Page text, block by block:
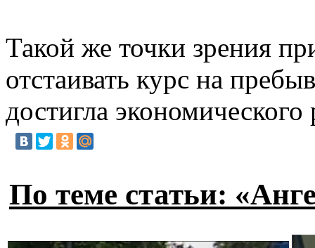
Такой же точки зрения
отстаивать курс на
достигла
По теме статьи: